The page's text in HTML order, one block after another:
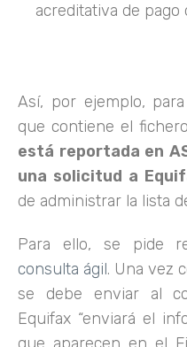
acreditativa de pago
Así, por ejemplo,
que contiene el
está reportada en
una solicitud a
de administrar la lista
Para ello, se pide
consulta ágil. Una vez
se debe enviar al
Equifax “enviará el